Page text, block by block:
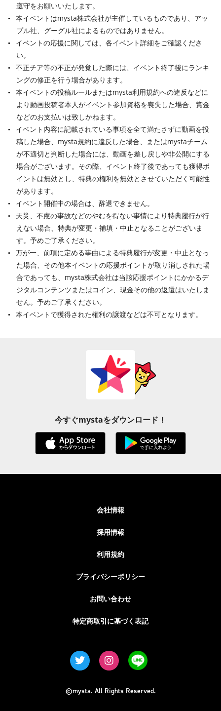
遵守をお願いいたします。
本イベントはmysta株式会社が主催しているものであり、アッ
プル社、グーグル社によるものではありません。
イベントの応援に関しては、各イベント詳細をご確認くださ
い。
不正チア等の不正が発覚した際には、イベント終了後にランキ
ングの修正を行う場合があります。
本イベントの投稿ルールまたはmysta利用規約への違反などに
より動画投稿者本人がイベント参加資格を喪失した場合、賞金
などのお支払いは致しかねます。
イベント内容に記載されている事項を全て満たさずに動画を投
稿した場合、mysta規約に違反した場合、またはmystaチーム
が不適切と判断した場合には、動画を差し戻しや非公開にする
場合がございます。その際、イベント終了後であっても獲得ポ
イントは無効とし、特典の権利を無効とさせていただく可能性
があります。
イベント開催中の場合は、辞退できません。
天災、不慮の事故などのやむを得ない事情により特典履行が行
えない場合、特典が変更・補填・中止となることがございま
す。予めご了承ください。
万が一、前項に定める事由による特典履行が変更・中止となっ
た場合、その他本イベントの応援ポイントが取り消しされた場
合であっても、mysta株式会社は当該応援ポイントにかかるデ
ジタルコンテンツまたはコイン、現金その他の返還はいたしま
せん。予めご了承ください。
本イベントで獲得された権利の譲渡などは不可となります。
今すぐmystaをダウンロード！
会社情報
採用情報
利用規約
プライバシーポリシー
お問い合わせ
特定商取引に基づく表記
©mysta. All Rights Reserved.